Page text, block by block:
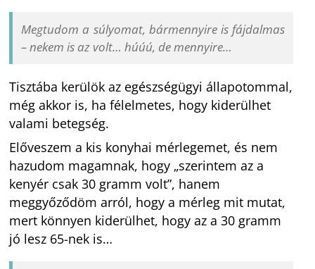
Megtudom a súlyomat, bármennyire is fájdalmas
– nekem is az volt… húúú, de mennyire…
Tisztába kerülök az egészségügyi állapotommal,
még akkor is, ha félelmetes, hogy kiderülhet
valami betegség.
Előveszem a kis konyhai mérlegemet, és nem
hazudom magamnak, hogy „szerintem az a
kenyér csak 30 gramm volt”, hanem
meggyőződöm arról, hogy a mérleg mit mutat,
mert könnyen kiderülhet, hogy az a 30 gramm
jó lesz 65-nek is…